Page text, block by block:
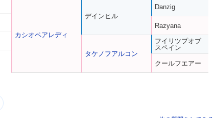
カシオペアレディ
デインヒル
タケノフアルコン
Danzig
Razyana
フイリツプオブ
スペイン
クールフエアー